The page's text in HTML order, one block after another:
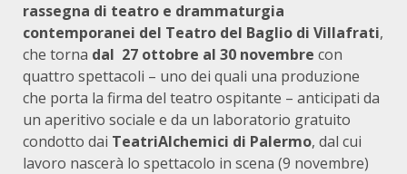
rassegna di teatro e drammaturgia
contemporanei del Teatro del Baglio di Villafrati,
che torna dal 27 ottobre al 30 novembre con
quattro spettacoli – uno dei quali una produzione
che porta la firma del teatro ospitante – anticipati da
un aperitivo sociale e da un laboratorio gratuito
condotto dai TeatriAlchemici di Palermo, dal cui
lavoro nascerà lo spettacolo in scena (9 novembre)